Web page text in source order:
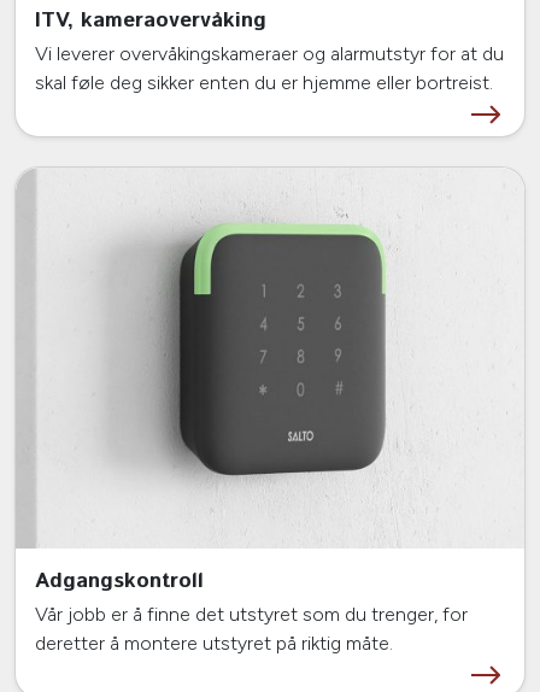
ITV, kameraovervåking
Vi leverer overvåkingskameraer og alarmutstyr for at du
skal føle deg sikker enten du er hjemme eller bortreist.
Adgangskontroll
Vår jobb er å finne det utstyret som du trenger, for
deretter å montere utstyret på riktig måte.